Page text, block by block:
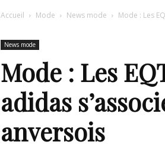
mode
Accueil Mode News mode Mode : Les
News mode
Mode : Les
adidas
anversois